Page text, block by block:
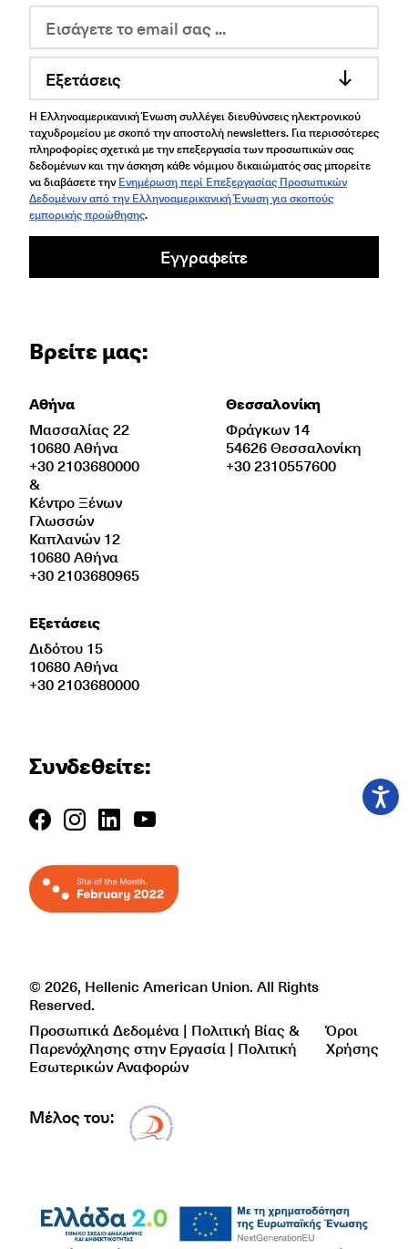
Εξετάσεις
Η Ελληνοαμερικανική Ένωση συλλέγει διευθύνσεις ηλεκτρονικού
ταχυδρομείου με σκοπό την αποστολή newsletters. Για περισσότερες
πληροφορίες σχετικά με την επεξεργασία των προσωπικών σας
δεδομένων και την άσκηση κάθε νόμιμου δικαιώματός σας μπορείτε
να διαβάσετε την Ενημέρωση περί Επεξεργασίας Προσωπικών
Δεδομένων από την Ελληνοαμερικανική Ένωση για σκοπούς
εμπορικής προώθησης.
Εγγραφείτε
Βρείτε μας:
Αθήνα
Μασσαλίας 22
10680 Αθήνα
+30 2103680000
&
Κέντρο Ξένων
Γλωσσών
Καπλανών 12
10680 Αθήνα
+30 2103680965
Εξετάσεις
Διδότου 15
10680 Αθήνα
+30 2103680000
Θεσσαλονίκη
Φράγκων 14
54626 Θεσσαλονίκη
+30 2310557600
Συνδεθείτε:
© 2026, Hellenic American Union. All Rights
Reserved.
Προσωπικά Δεδομένα | Πολιτική Βίας &
Παρενόχλησης στην Εργασία | Πολιτική
Εσωτερικών Αναφορών
Όροι
Χρήσης
Μέλος του: